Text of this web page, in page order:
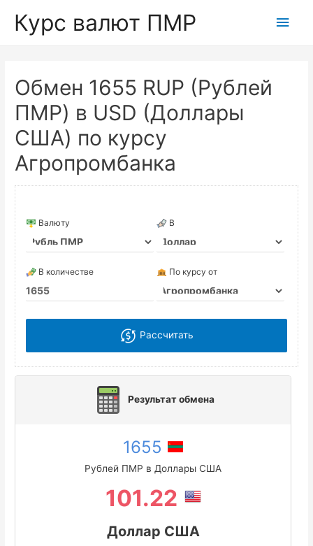
Курс валют ПМР
Обмен 1655 RUP (Рублей
ПМР) в USD (Доллары
США) по курсу
Агропромбанка
Валюту В
В количестве По курсу от
Рассчитать
Результат обмена
1655
Рублей ПМР в Доллары США
101.22
Доллар США